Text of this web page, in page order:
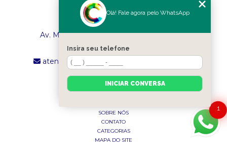
LOJA 2
Av. Maria Amália Lopes de Azevedo, 4260
(11) 2241-8434
atendimento.classictexturas@outlook.com
MENU
SOBRE NÓS
CONTATO
CATEGORIAS
MAPA DO SITE
1
Olá! Fale agora pelo WhatsApp
Insira seu telefone
INICIAR CONVERSA